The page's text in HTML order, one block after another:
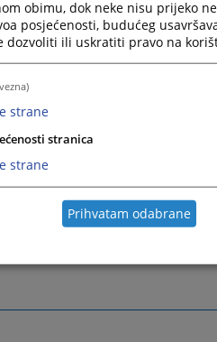
obimu, dok neke nisu prijeko
posjećenosti, budućeg
dozvoliti ili uskratiti pravo na
strane
stranica
strane
Prihvatam odabrane